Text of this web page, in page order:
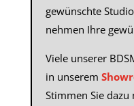
gewünschte
nehmen Ihre
Viele unserer
in unserem
Stimmen Sie